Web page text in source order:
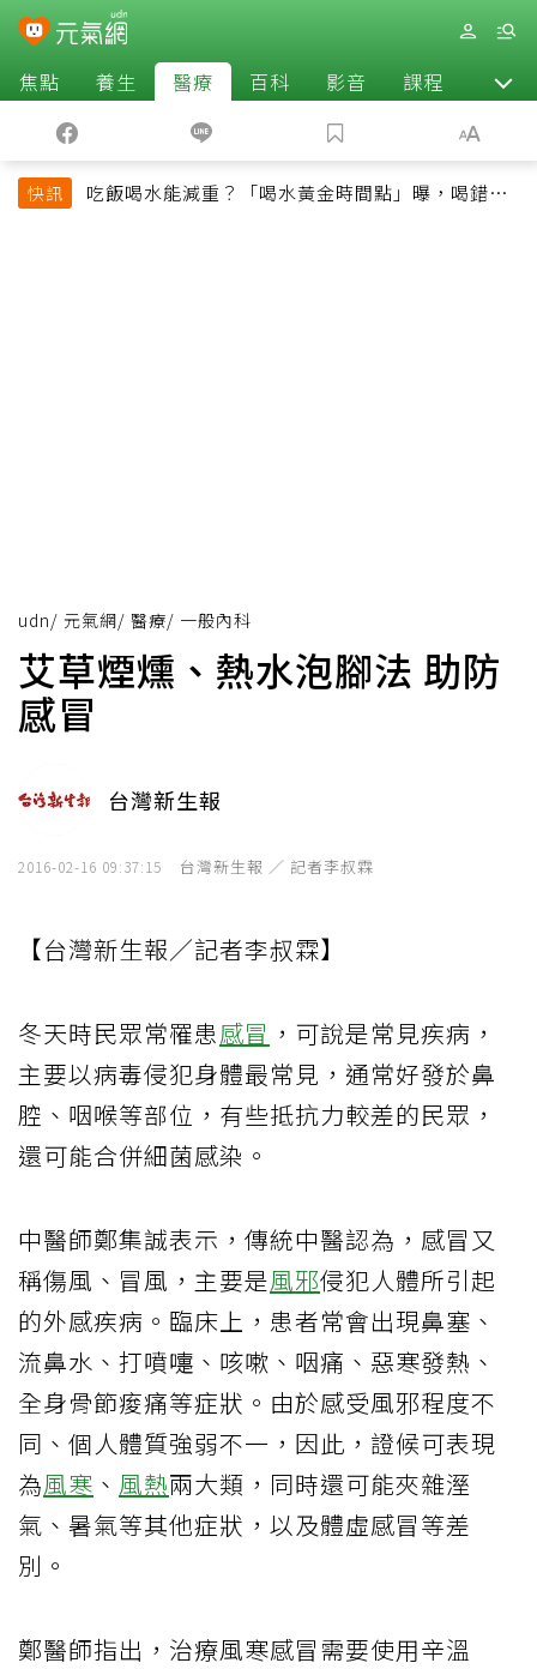
焦點 養生 醫療 百科 影音 課程 退休
快訊
吃飯喝水能減重？「喝水黃金時間點」曝，喝錯時
udn/ 元氣網/ 醫療/ 一般內科
艾草煙燻、熱水泡腳法 助防
感冒
台灣新生報
2016-02-16 09:37:15 台灣新生報 ／ 記者李叔霖
【台灣新生報／記者李叔霖】
冬天時民眾常罹患感冒 ，可說是常見疾病，
主要以病毒侵犯身體最常見，通常好發於鼻
腔、咽喉等部位，有些抵抗力較差的民眾，
還可能合併細菌感染。
中醫師鄭集誠表示，傳統中醫認為，感冒又
稱傷風、冒風，主要是風邪侵犯人體所引起
的外感疾病。臨床上，患者常會出現鼻塞、
流鼻水、打噴嚏、咳嗽、咽痛、惡寒發熱、
全身骨節痠痛等症狀。由於感受風邪程度不
同、個人體質強弱不一，因此，證候可表現
為風寒 、 風熱兩大類，同時還可能夾雜溼
氣、暑氣等其他症狀，以及體虛感冒等差
別。
鄭醫師指出，治療風寒感冒需要使用辛溫